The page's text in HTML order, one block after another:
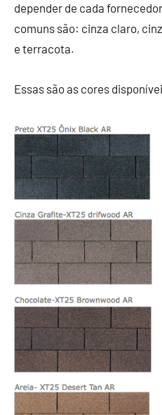
depender de cada
comuns são: cinza claro,
e terracota.
Essas são as cores